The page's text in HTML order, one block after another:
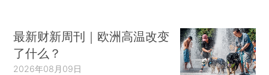
最新财新周刊｜欧洲高温改变
了什么？
2026年08月09日